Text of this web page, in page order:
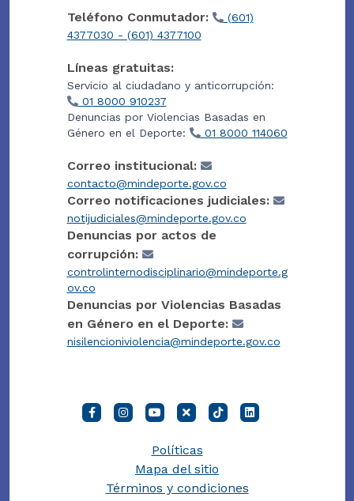
Teléfono Conmutador:
(601)
4377030 - (601) 4377100
Líneas gratuitas:
Servicio al ciudadano y anticorrupción:
01 8000 910237
Denuncias por Violencias Basadas en
Género en el Deporte:
01 8000 114060
Correo institucional:
contacto@mindeporte.gov.co
Correo notificaciones judiciales:
notijudiciales@mindeporte.gov.co
Denuncias por actos de
corrupción:
controlinternodisciplinario@mindeporte.g
ov.co
Denuncias por Violencias Basadas
en Género en el Deporte:
nisilencioniviolencia@mindeporte.gov.co
Políticas
Mapa del sitio
Términos y condiciones